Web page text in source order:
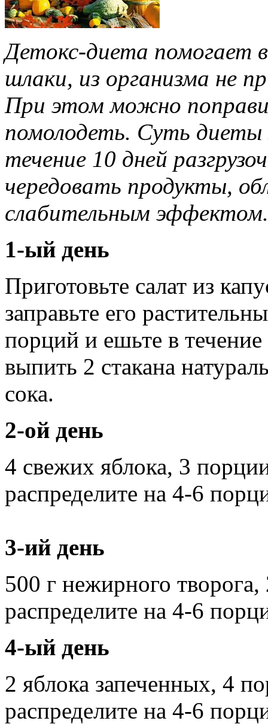
Детокс-диета помогает
шлаки, из организма не
При этом можно
помолодеть. Суть
течение 10 дней
чередовать продукты,
слабительным
1-ый день
Приготовьте салат из
заправьте его
порций и ешьте в
выпить 2 стакана
сока.
2-ой день
4 свежих яблока, 3
распределите на 4-6
3-ий день
500 г нежирного
распределите на 4-6
4-ый день
2 яблока запеченных, 4
распределите на 4-6